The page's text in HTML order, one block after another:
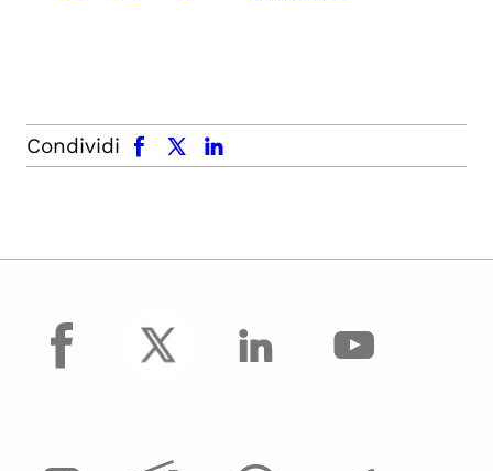
Condividi
facebook x.com linkedin
facebook